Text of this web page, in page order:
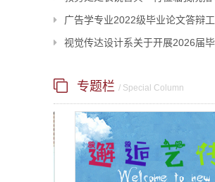
广告学专业2022级毕业论文答辩
视觉传达设计系关于开展2026届
专题栏 / Special Column